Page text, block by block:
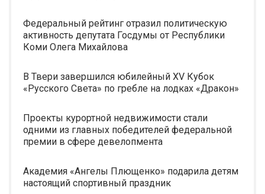
Федеральный рейтинг отразил политическую
активность депутата Госдумы от Республики
Коми Олега Михайлова
В Твери завершился юбилейный XV Кубок
«Русского Света» по гребле на лодках «Дракон»
Проекты курортной недвижимости стали
одними из главных победителей федеральной
премии в сфере девелопмента
Академия «Ангелы Плющенко» подарила детям
настоящий спортивный праздник